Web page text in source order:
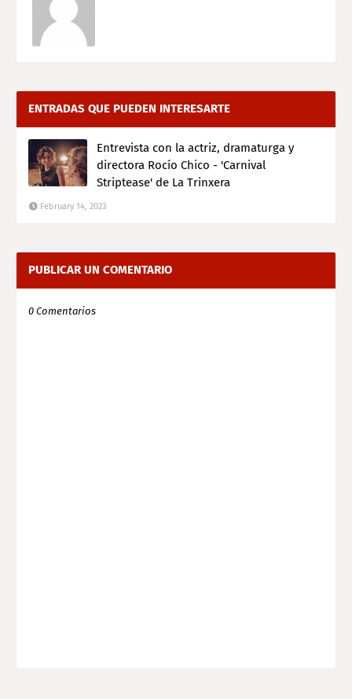
ENTRADAS QUE PUEDEN INTERESARTE
Entrevista con la actriz, dramaturga y
directora Rocío Chico - 'Carnival
Striptease' de La Trinxera
February 14, 2023
PUBLICAR UN COMENTARIO
0 Comentarios